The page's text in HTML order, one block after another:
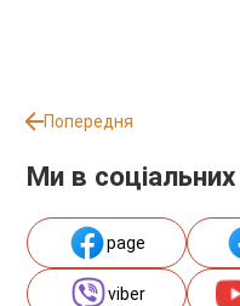
Попередня
Ми в
page
viber